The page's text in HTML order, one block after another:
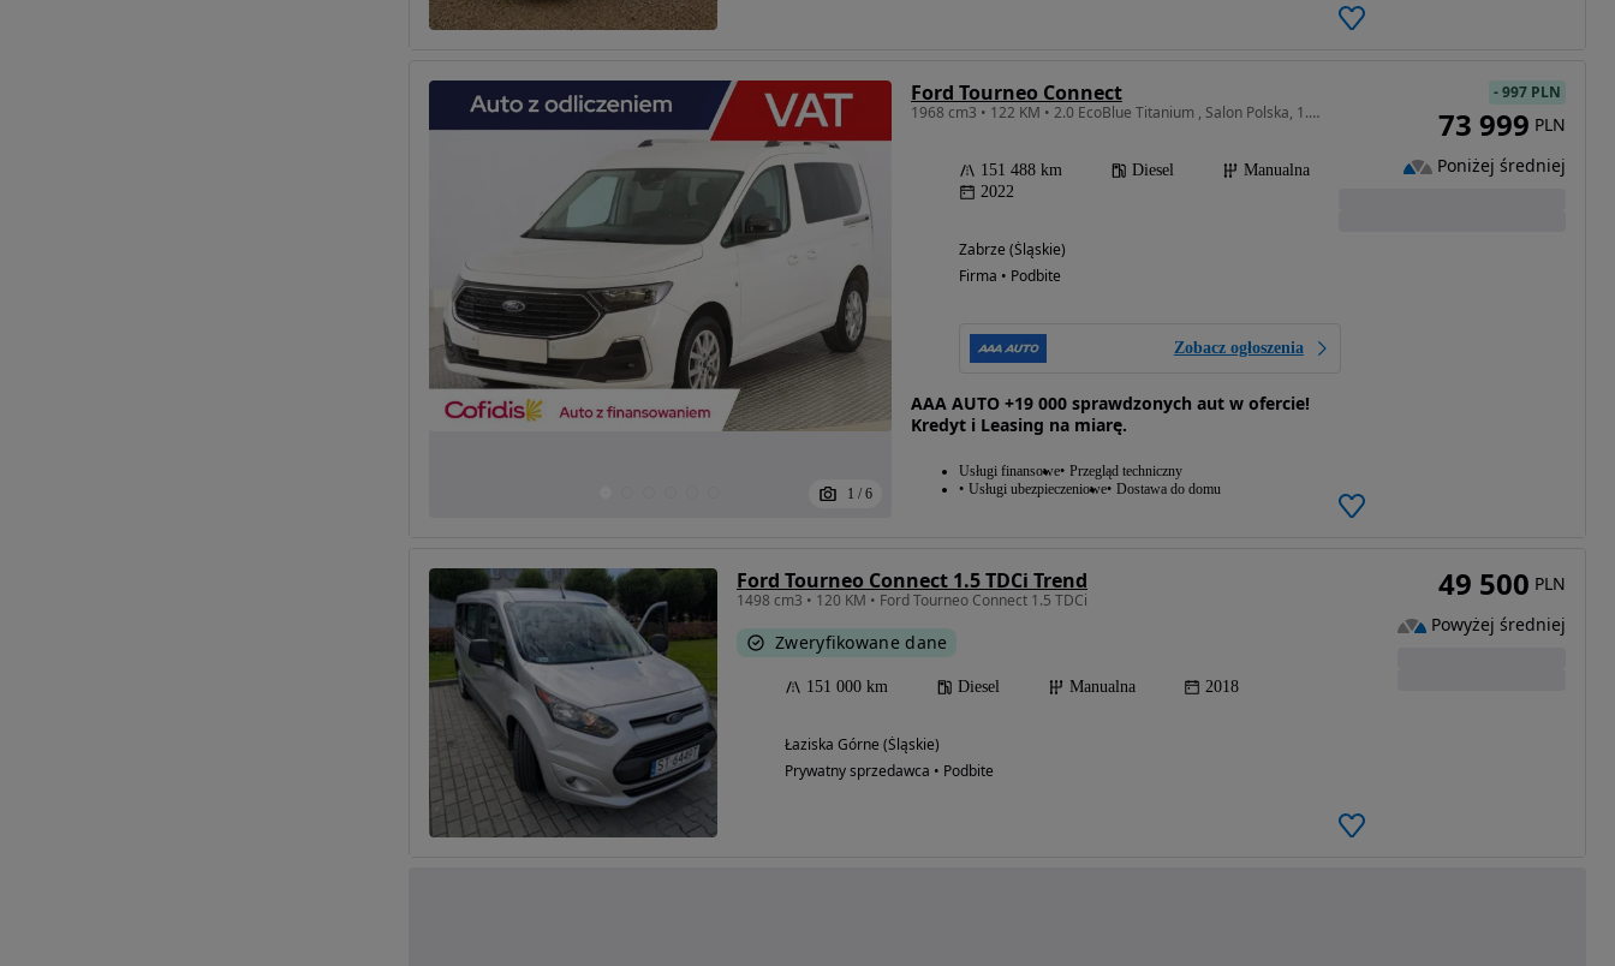
1 / 6
Ford Tourneo Connect
1968 cm3 • 122 KM • 2.0 EcoBlue Titanium , Salon Polska, 1. Właściciel, Serwis ASO,
151 488 km Diesel
Manualna
2022
Zabrze (Śląskie)
Firma • Podbite
Zobacz ogłoszenia
AAA AUTO +19 000 sprawdzonych aut w ofercie!
Kredyt i Leasing na miarę.
Usługi finansowe Przegląd techniczny
Usługi ubezpieczeniowe Dostawa do domu
-997 PLN
73 999 PLN
Poniżej średniej
Ford Tourneo Connect 1.5 TDCi Trend
1498 cm3 • 120 KM • Ford Tourneo Connect 1.5 TDCi
Zweryfikowane dane
151 000 km Diesel Manualna 2018
Łaziska Górne (Śląskie)
Prywatny sprzedawca • Podbite
49 500 PLN
Powyżej średniej